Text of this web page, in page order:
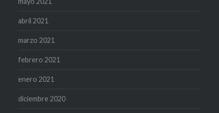
abril 2021
marzo 2021
febrero 2021
enero 2021
diciembre 2020